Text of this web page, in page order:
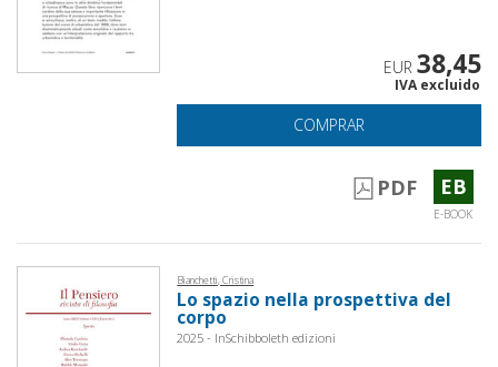
EUR 38,45
IVA excluido
COMPRAR
PDF EB
E-BOOK
Bianchetti, Cristina
Lo spazio nella prospettiva del
corpo
2025 - InSchibboleth edizioni